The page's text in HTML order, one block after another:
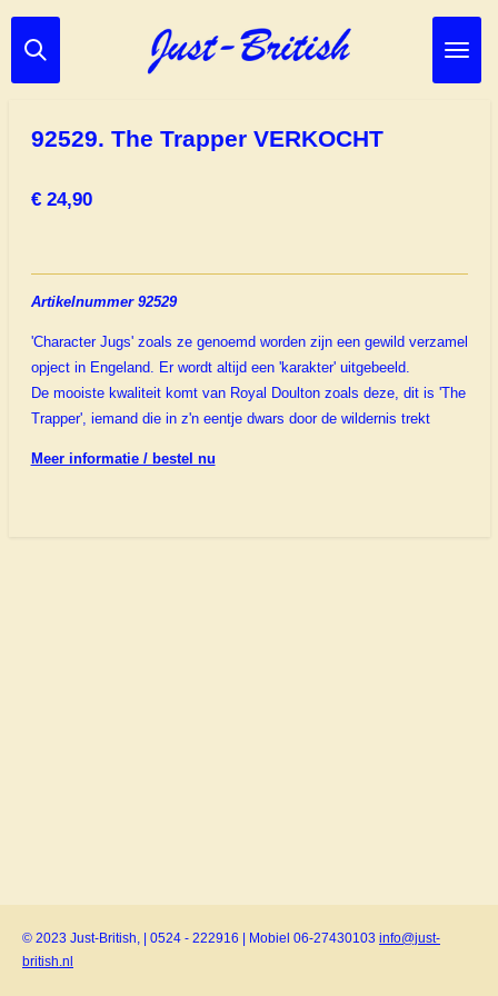
Ga
direct
92529. The Trapper VERKOCHT
€ 24,90
Artikelnummer 92529
'Character Jugs' zoals ze genoemd worden zijn een gewild verzamel
opject in Engeland. Er wordt altijd een 'karakter' uitgebeeld.
De mooiste kwaliteit komt van Royal Doulton zoals deze, dit is 'The
Trapper', iemand die in z'n eentje dwars door de wildernis trekt
Meer informatie / bestel nu
© 2023 Just-British, | 0524 - 222916 | Mobiel 06-27430103 info@just-
british.nl